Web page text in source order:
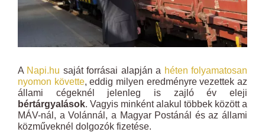
A Napi.hu saját forrásai alapján a héten folyamatosan
nyomon követte, eddig milyen eredményre vezettek az
állami cégeknél jelenleg is zajló év eleji
bértárgyalások. Vagyis minként alakul többek között a
MÁV-nál, a Volánnál, a Magyar Postánál és az állami
közműveknél dolgozók fizetése.